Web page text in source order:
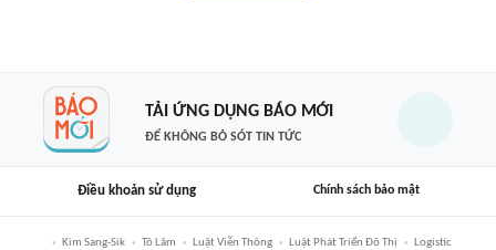
TẢI ỨNG DỤNG BÁO MỚI
ĐỂ KHÔNG BỎ SÓT TIN TỨC
Điều khoản sử dụng Chính sách bảo mật
Kim Sang-Sik Tô Lâm Luật Viễn Thông Luật Phát Triển Đô Thị
Logistic